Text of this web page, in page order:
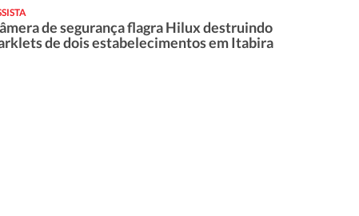
de segurança flagra Hilux destruindo
de dois estabelecimentos em Itabira